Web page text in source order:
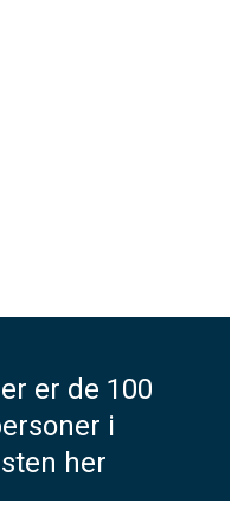
er de 100
i
her